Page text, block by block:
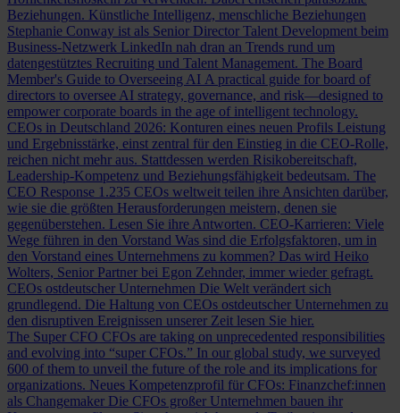
Beziehungen. Künstliche Intelligenz, menschliche Beziehungen
Stephanie Conway ist als Senior Director Talent Development beim
Business-Netzwerk LinkedIn nah dran an Trends rund um
datengestütztes Recruiting und Talent Management. The Board
Member's Guide to Overseeing AI A practical guide for board of
directors to oversee AI strategy, governance, and risk—designed to
empower corporate boards in the age of intelligent technology.
CEOs in Deutschland 2026: Konturen eines neuen Profils Leistung
und Ergebnisstärke, einst zentral für den Einstieg in die CEO-Rolle,
reichen nicht mehr aus. Stattdessen werden Risikobereitschaft,
Leadership-Kompetenz und Beziehungsfähigkeit bedeutsam. The
CEO Response 1.235 CEOs weltweit teilen ihre Ansichten darüber,
wie sie die größten Herausforderungen meistern, denen sie
gegenüberstehen. Lesen Sie ihre Antworten. CEO-Karrieren: Viele
Wege führen in den Vorstand Was sind die Erfolgsfaktoren, um in
den Vorstand eines Unternehmens zu kommen? Das wird Heiko
Wolters, Senior Partner bei Egon Zehnder, immer wieder gefragt.
CEOs ostdeutscher Unternehmen Die Welt verändert sich
grundlegend. Die Haltung von CEOs ostdeutscher Unternehmen zu
den disruptiven Ereignissen unserer Zeit lesen Sie hier.
The Super CFO CFOs are taking on unprecedented responsibilities
and evolving into “super CFOs.” In our global study, we surveyed
600 of them to unveil the future of the role and its implications for
organizations. Neues Kompetenzprofil für CFOs: Finanzchef:innen
als Changemaker Die CFOs großer Unternehmen bauen ihr